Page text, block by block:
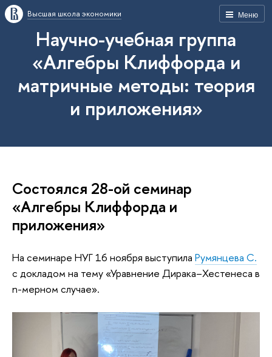
Меню
Высшая школа экономики
Научно-учебная группа
«Алгебры Клиффорда и
матричные методы: теория
и приложения»
Состоялся 28-ой семинар
«Алгебры Клиффорда и
приложения»
На семинаре НУГ 16 ноября выступила Румянцева С.
с докладом на тему «Уравнение Дирака–Хестенеса в
n-мерном случае».